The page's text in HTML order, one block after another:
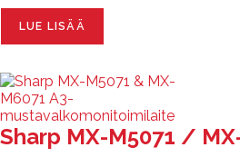
LUE LISÄÄ
Sharp MX-M5071 /